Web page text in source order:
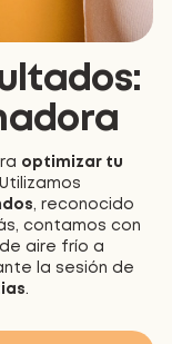
optimizar tu
, reconocido
contamos con
aire frío a
la sesión de
.